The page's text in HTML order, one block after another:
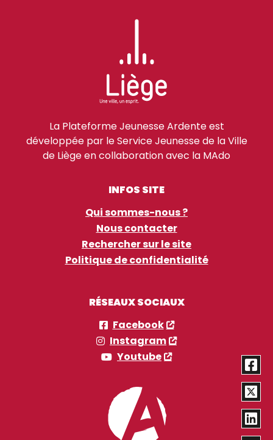
La Plateforme Jeunesse Ardente est
développée par le Service Jeunesse de la Ville
de Liège en collaboration avec la MAdo
INFOS SITE
Qui sommes-nous ?
Nous contacter
Rechercher sur le site
Politique de confidentialité
RÉSEAUX SOCIAUX
Facebook
Instagram
Youtube